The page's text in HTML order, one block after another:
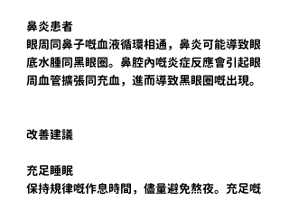
鼻炎患者
眼周同鼻子嘅血液循環相通，鼻炎可能導致眼
底水腫同黑眼圈。鼻腔內嘅炎症反應會引起眼
周血管擴張同充血，進而導致黑眼圈嘅出現。
改善建議
充足睡眠
保持規律嘅作息時間，儘量避免熬夜。充足嘅